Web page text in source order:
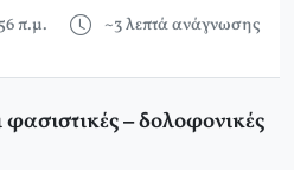
π.μ.
~3 λεπτά ανάγνωσης
– δολοφονικές